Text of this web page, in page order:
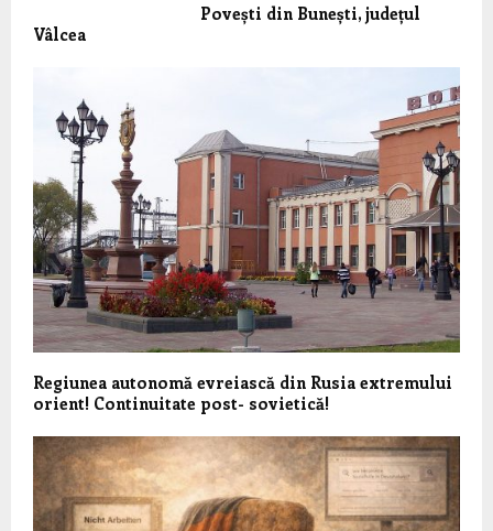
Povești din Bunești, județul
Vâlcea
Regiunea autonomă evreiască din Rusia extremului
orient! Continuitate post- sovietică!